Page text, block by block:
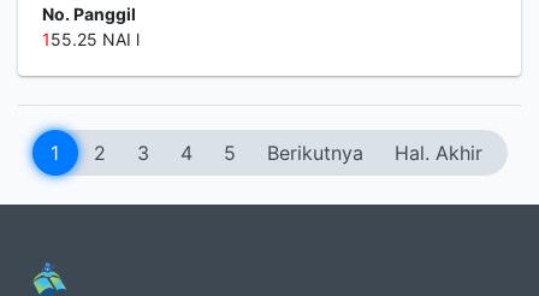
No. Panggil
155.25 NAI l
1 2 3 4 5 Berikutnya Hal. Akhir